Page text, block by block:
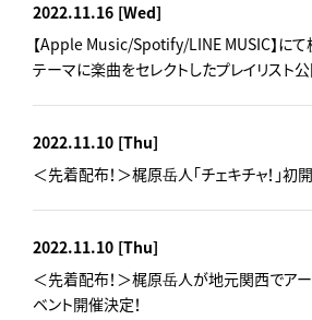
2022.11.16 [Wed]
【Apple Music/Spotify/LINE MUSIC】に
テーマに楽曲をセレクトしたプレイリスト公
2022.11.10 [Thu]
＜先着配布！＞梶原岳人「チェキチャ！」初
2022.11.10 [Thu]
＜先着配布！＞梶原岳人が地元関西でアー
ベント開催決定！